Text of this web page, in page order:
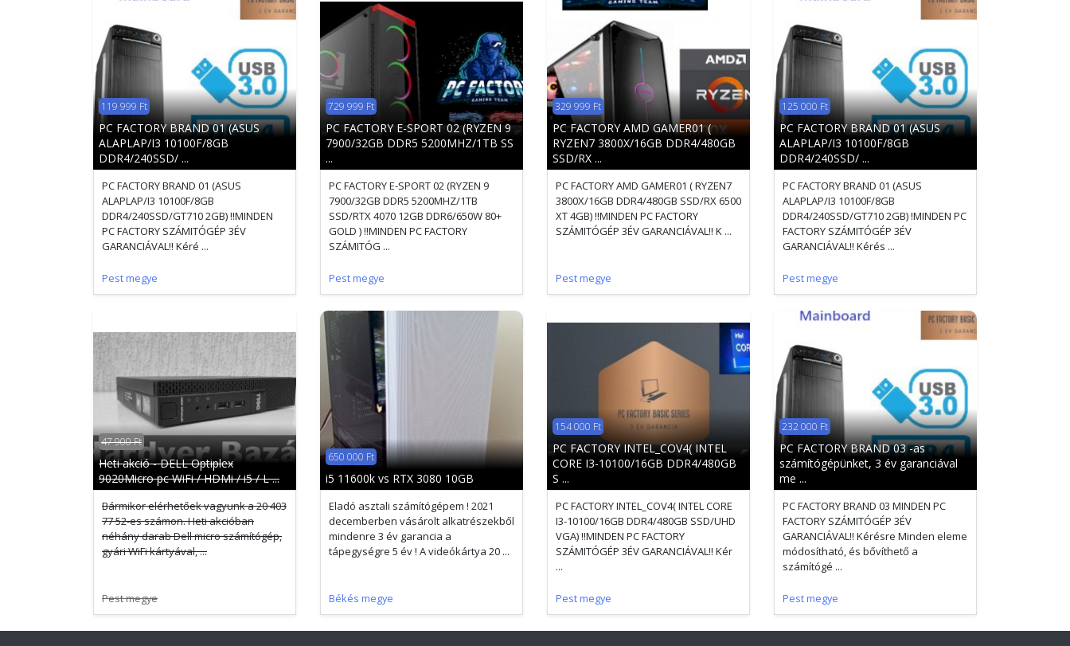
119 999 Ft
PC FACTORY BRAND 01 (ASUS
ALAPLAP/I3 10100F/8GB
DDR4/240SSD/ ...
PC FACTORY BRAND 01 (ASUS
ALAPLAP/I3 10100F/8GB
DDR4/240SSD/GT710 2GB) !!MINDEN
PC FACTORY SZÁMITÓGÉP 3ÉV
GARANCIÁVAL!! Kéré ...
Pest megye
729 999 Ft
PC FACTORY E-SPORT 02 (RYZEN 9
7900/32GB DDR5 5200MHZ/1TB SS
...
PC FACTORY E-SPORT 02 (RYZEN 9
7900/32GB DDR5 5200MHZ/1TB
SSD/RTX 4070 12GB DDR6/650W 80+
GOLD ) !!MINDEN PC FACTORY
SZÁMITÓG ...
Pest megye
329 999 Ft
PC FACTORY AMD GAMER01 (
RYZEN7 3800X/16GB DDR4/480GB
SSD/RX ...
PC FACTORY AMD GAMER01 ( RYZEN7
3800X/16GB DDR4/480GB SSD/RX 6500
XT 4GB) !!MINDEN PC FACTORY
SZÁMITÓGÉP 3ÉV GARANCIÁVAL!! K ...
Pest megye
125 000 Ft
PC FACTORY BRAND 01 (ASUS
ALAPLAP/I3 10100F/8GB
DDR4/240SSD/ ...
PC FACTORY BRAND 01 (ASUS
ALAPLAP/I3 10100F/8GB
DDR4/240SSD/GT710 2GB) !MINDEN PC
FACTORY SZÁMITÓGÉP 3ÉV
GARANCIÁVAL!! Kérés ...
Pest megye
47 900 Ft
Heti akció - DELL Optiplex
9020Micro pc WiFi / HDMi / i5 / L ...
Bármikor elérhetőek vagyunk a 20 403
77 52-es számon. Heti akcióban
néhány darab Dell micro számítógép,
gyári WiFi kártyával, ...
Pest megye
650 000 Ft
i5 11600k vs RTX 3080 10GB
Eladó asztali számítógépem ! 2021
decemberben vásárolt alkatrészekből
mindenre 3 év garancia a
tápegységre 5 év ! A videókártya 20 ...
Békés megye
154 000 Ft
PC FACTORY INTEL_COV4( INTEL
CORE I3-10100/16GB DDR4/480GB
S ...
PC FACTORY INTEL_COV4( INTEL CORE
I3-10100/16GB DDR4/480GB SSD/UHD
VGA) !!MINDEN PC FACTORY
SZÁMITÓGÉP 3ÉV GARANCIÁVAL!! Kér
...
Pest megye
232 000 Ft
PC FACTORY BRAND 03 -as
számítógépünket, 3 év garanciával
me ...
PC FACTORY BRAND 03 MINDEN PC
FACTORY SZÁMITÓGÉP 3ÉV
GARANCIÁVAL!! Kérésre Minden eleme
módosítható, és bővíthető a
számítógé ...
Pest megye